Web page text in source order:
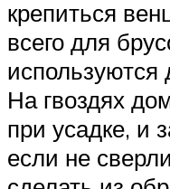
крепиться
всего для
используются
На гвоздях
при усадке, и
если не